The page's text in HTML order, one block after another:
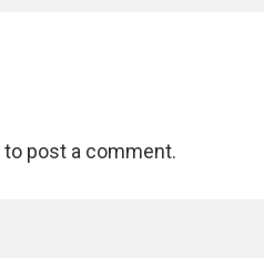
to post a comment.